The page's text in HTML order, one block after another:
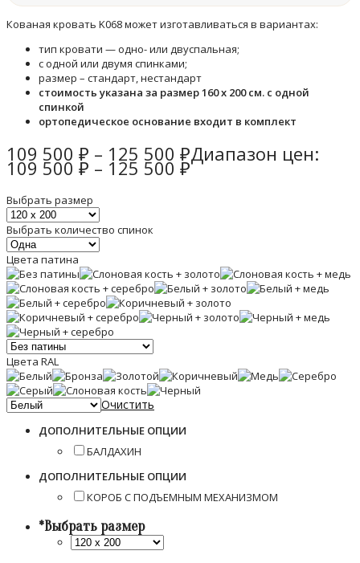
Кованая кровать K068 может изготавливаться в вариантах:
тип кровати — одно- или двуспальная;
с одной или двумя спинками;
размер – стандарт, нестандарт
стоимость указана за размер 160 х 200 см. с одной
спинкой
ортопедическое основание входит в комплект
109 500 ₽ – 125 500 ₽Диапазон цен:
109 500 ₽ – 125 500 ₽
Выбрать размер
Выбрать количество спинок
Цвета патина
Цвета RAL
Очистить
ДОПОЛНИТЕЛЬНЫЕ ОПЦИИ
БАЛДАХИН
ДОПОЛНИТЕЛЬНЫЕ ОПЦИИ
КОРОБ С ПОДЪЕМНЫМ МЕХАНИЗМОМ
*Выбрать размер